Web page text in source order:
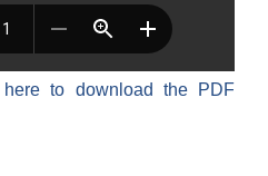
to download the PDF